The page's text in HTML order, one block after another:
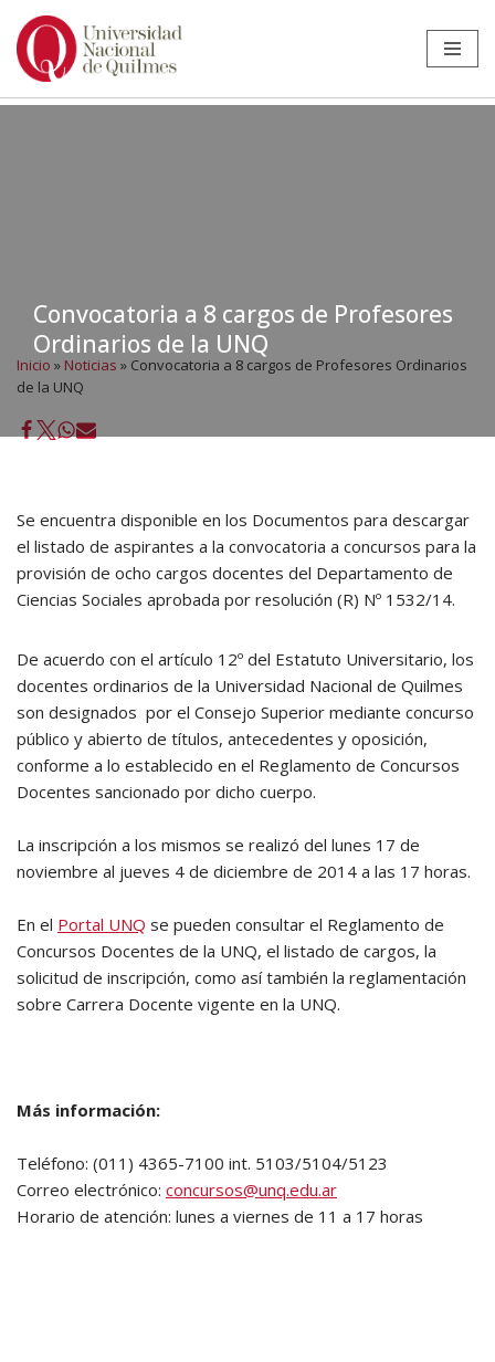
Ir
Convocatoria a 8 cargos de Profesores
Ordinarios de la UNQ
Inicio » Noticias » Convocatoria a 8 cargos de Profesores Ordinarios
de la UNQ
Se encuentra disponible en los Documentos para descargar
el listado de aspirantes a la convocatoria a concursos para la
provisión de ocho cargos docentes del Departamento de
Ciencias Sociales aprobada por resolución (R) Nº 1532/14.
De acuerdo con el artículo 12º del Estatuto Universitario, los
docentes ordinarios de la Universidad Nacional de Quilmes
son designados por el Consejo Superior mediante concurso
público y abierto de títulos, antecedentes y oposición,
conforme a lo establecido en el Reglamento de Concursos
Docentes sancionado por dicho cuerpo.
La inscripción a los mismos se realizó del lunes 17 de
noviembre al jueves 4 de diciembre de 2014 a las 17 horas.
En el Portal UNQ se pueden consultar el Reglamento de
Concursos Docentes de la UNQ, el listado de cargos, la
solicitud de inscripción, como así también la reglamentación
sobre Carrera Docente vigente en la UNQ.
Más información:
Teléfono: (011) 4365-7100 int. 5103/5104/5123
Correo electrónico: concursos@unq.edu.ar
Horario de atención: lunes a viernes de 11 a 17 horas